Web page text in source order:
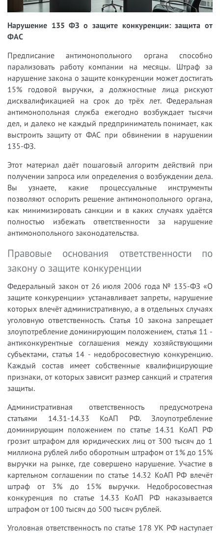
Нарушение 135 ФЗ о защите конкуренции: защита от
ФАС
Предписание антимонопольного органа способно
парализовать работу компании на месяцы. Штраф за
нарушение закона о защите конкуренции может достигать
15% годовой выручки, а должностные лица рискуют
дисквалификацией на срок до трёх лет. Федеральная
антимонопольная служба ежегодно возбуждает тысячи
дел, и далеко не каждый предприниматель понимает, как
выстроить защиту от ФАС при обвинении в нарушении
135-ФЗ.
Этот материал даёт пошаговый алгоритм действий при
получении запроса или определения о возбуждении дела.
Вы узнаете, какие процессуальные инструменты
позволяют оспорить решение антимонопольного органа,
как минимизировать санкции и в каких случаях удаётся
полностью избежать ответственности за нарушение
антимонопольного законодательства.
Правовые основания ответственности по
закону о защите конкуренции
Федеральный закон от 26 июля 2006 года № 135-ФЗ «О
защите конкуренции» устанавливает запреты, нарушение
которых влечёт административную, а в отдельных случаях
уголовную ответственность. Статья 10 закона запрещает
злоупотребление доминирующим положением, статья 11 -
антиконкурентные соглашения между хозяйствующими
субъектами, статья 14 - недобросовестную конкуренцию.
Каждый состав имеет собственные квалифицирующие
признаки, от которых зависит размер санкций и стратегия
защиты.
Административная ответственность предусмотрена
статьями 14.31-14.33 КоАП РФ. Злоупотребление
доминирующим положением по статье 14.31 КоАП РФ
грозит штрафом для юридических лиц от 300 тысяч до 1
миллиона рублей либо оборотным штрафом от 1% до 15%
выручки на рынке, где совершено нарушение. Участие в
картельном соглашении по статье 14.32 КоАП РФ влечёт
штраф от 3% до 15% выручки. Недобросовестная
конкуренция по статье 14.33 КоАП РФ наказывается
штрафом от 100 тысяч до 500 тысяч рублей.
Уголовная ответственность по статье 178 УК РФ наступает